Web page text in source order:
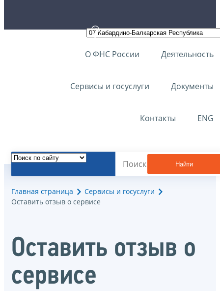
О ФНС России Деятельность
Сервисы и госуслуги Документы
Контакты ENG
Найти
Главная страница
Сервисы и госуслуги
Оставить отзыв о сервисе
Оставить отзыв о
сервисе